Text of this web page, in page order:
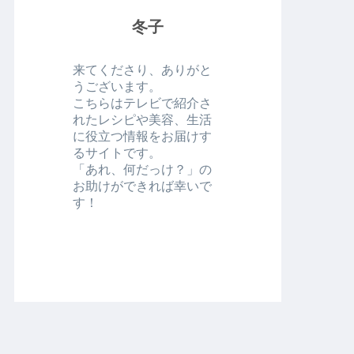
冬子
来てくださり、ありがと
うございます。
こちらはテレビで紹介さ
れたレシピや美容、生活
に役立つ情報をお届けす
るサイトです。
「あれ、何だっけ？」の
お助けができれば幸いで
す！